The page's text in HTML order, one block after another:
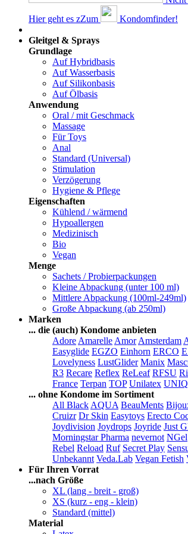
Hier geht es zZum
Kondomfinder!
Gleitgel & Sprays
Grundlage
Auf Hybridbasis
Auf Wasserbasis
Auf Silikonbasis
Auf Ölbasis
Anwendung
Oral / mit Geschmack
Massage
Für Toys
Anal
Standard (Universal)
Stimulation
Verzögerung
Hygiene & Pflege
Eigenschaften
Kühlend / wärmend
Hypoallergen
Medizinisch
Bio
Vegan
Menge
Sachets / Probierpackungen
Kleine Abpackung (unter 100 ml)
Mittlere Abpackung (100ml-249ml)
Große Abpackung (ab 250ml)
Marken
... die (auch) Kondome anbieten
Adore Amarelle Amor Amsterdam
Easyglide EGZO Einhorn ERCO
Lovelyness LustGlider Manix
R3 Recare Reflex ReLeaf RFSU
France Terpan TOP Unilatex UNIQ
... ohne Kondome im Sortiment
All Black AQUA BeauMents
Cruizr Dr Skin Easytoys Erecto
Joydivision Joydrops Joyride Just
Morningstar Pharma nevernot NGel
Rebel Reload Ruf Secret Play
Unbekannt Veda.Lab Vegan Fetish
Für Ihren Vorrat
...nach Größe
XL (lang - breit - groß)
XS (kurz - eng - klein)
Standard (mittel)
Material